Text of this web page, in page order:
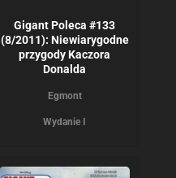
Gigant Poleca #133
(8/2011): Niewiarygodne
przygody Kaczora
Donalda
Egmont
Wydanie I